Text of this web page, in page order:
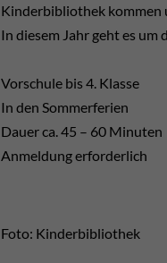
Kinderbibliothek kommen
In diesem Jahr geht es um
Vorschule bis 4. Klasse
In den Sommerferien
Dauer ca. 45 – 60 Minuten
Anmeldung erforderlich
Foto: Kinderbibliothek